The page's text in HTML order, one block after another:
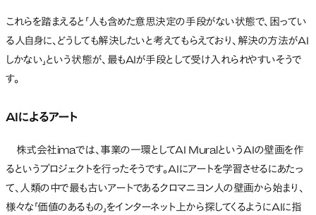
これらを踏まえると「人も含めた意思決定の手段がない状態で、困ってい
る人自身に、どうしても解決したいと考えてもらえており、解決の方法がAI
しかない」という状態が、最もAIが手段として受け入れられやすいそうで
す。
AIによるアート
株式会社imaでは、事業の一環としてAI MuralというAIの壁画を作
るというプロジェクトを行ったそうです。AIにアートを学習させるにあたっ
て、人類の中で最も古いアートであるクロマニヨン人の壁画から始まり、
様々な「価値のあるもの」をインターネット上から探してくるようにAIに指